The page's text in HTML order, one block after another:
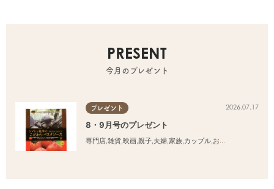
PRESENT
今月のプレゼント
プレゼント 2026.07.17
8・9月号のプレゼント
専門店 雑貨 映画 親子 夫婦 家族 カップル おひとりさま